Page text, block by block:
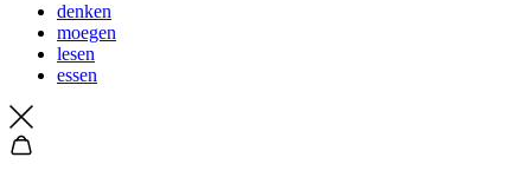
denken
moegen
lesen
essen